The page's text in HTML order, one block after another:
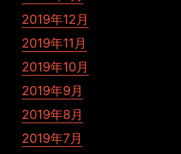
2019年12月
2019年11月
2019年10月
2019年9月
2019年8月
2019年7月